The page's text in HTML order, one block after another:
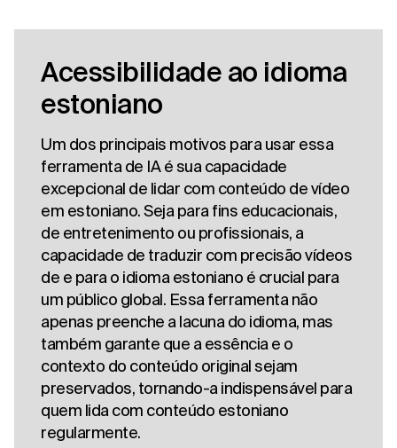
Acessibilidade ao idioma
estoniano
Um dos principais motivos para usar essa
ferramenta de IA é sua capacidade
excepcional de lidar com conteúdo de vídeo
em estoniano. Seja para fins educacionais,
de entretenimento ou profissionais, a
capacidade de traduzir com precisão vídeos
de e para o idioma estoniano é crucial para
um público global. Essa ferramenta não
apenas preenche a lacuna do idioma, mas
também garante que a essência e o
contexto do conteúdo original sejam
preservados, tornando-a indispensável para
quem lida com conteúdo estoniano
regularmente.